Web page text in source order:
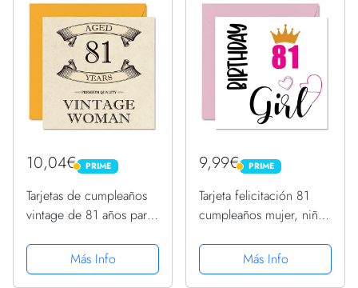
10,04€ PRIME
PRIME
Tarjetas de cumpleaños
vintage de 81 años para
divertida tarjeta de
cumpleaños para mamá,
Más Info
9,99€ PRIME
PRIME
Tarjeta felicitación 81
cumpleaños mujer, niña
felicitación mujer 81
años, bisabuela, niñera,
Más Info